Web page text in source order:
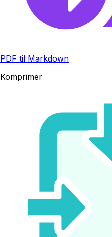
PDF til Markdown
Komprimer